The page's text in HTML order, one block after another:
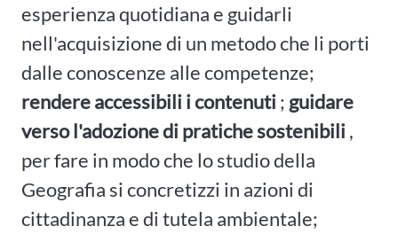
esperienza quotidiana e guidarli
nell'acquisizione di un metodo che li porti
dalle conoscenze alle competenze;
rendere accessibili i contenuti ; guidare
verso l'adozione di pratiche sostenibili ,
per fare in modo che lo studio della
Geografia si concretizzi in azioni di
cittadinanza e di tutela ambientale;